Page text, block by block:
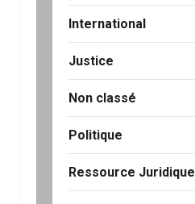
International
Justice
Non classé
Politique
Ressource Juridique